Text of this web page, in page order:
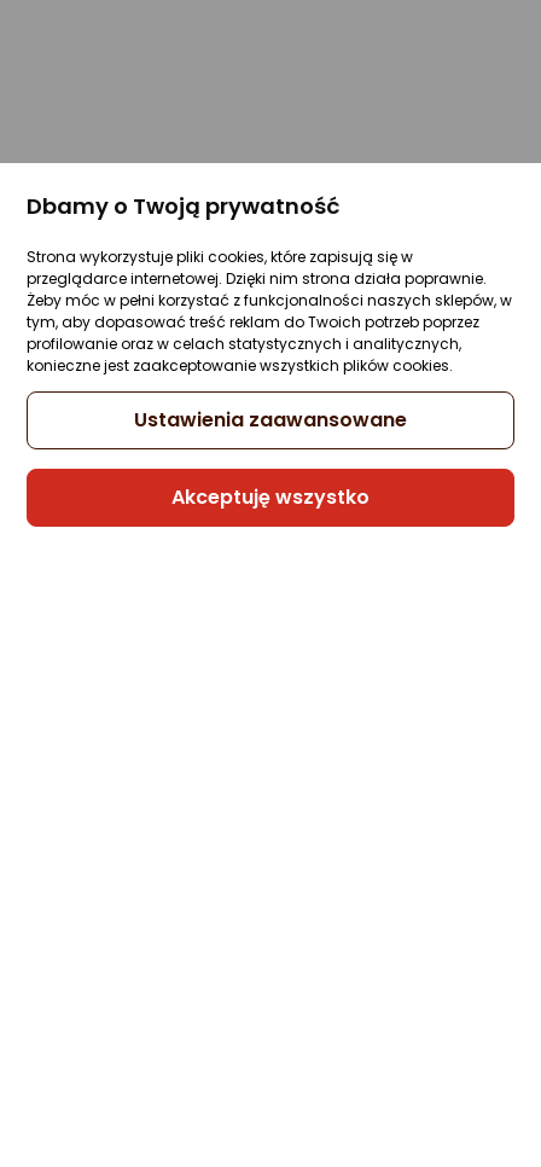
Dbamy o Twoją prywatność
Strona wykorzystuje pliki cookies, które zapisują się w
przeglądarce internetowej. Dzięki nim strona działa poprawnie.
Żeby móc w pełni korzystać z funkcjonalności naszych sklepów, w
tym, aby dopasować treść reklam do Twoich potrzeb poprzez
profilowanie oraz w celach statystycznych i analitycznych,
konieczne jest zaakceptowanie wszystkich plików cookies.
Ustawienia zaawansowane
Akceptuję wszystko